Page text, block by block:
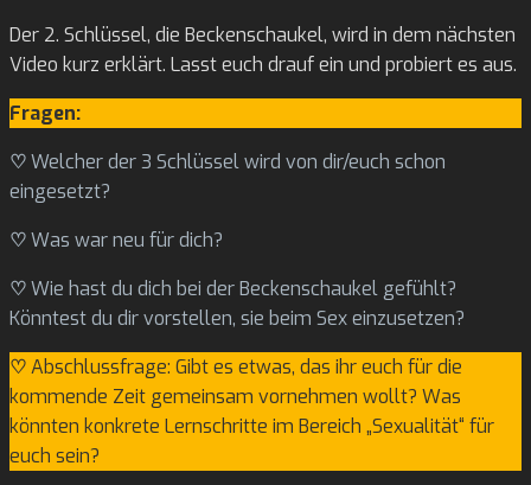
Der 2. Schlüssel, die Beckenschaukel, wird in dem nächsten
Video kurz erklärt. Lasst euch drauf ein und probiert es aus.
Fragen:
♡Welcher der 3 Schlüssel wird von dir/euch schon
eingesetzt?
♡Was war neu für dich?
♡Wie hast du dich bei der Beckenschaukel gefühlt?
Könntest du dir vorstellen, sie beim Sex einzusetzen?
♡Abschlussfrage: Gibt es etwas, das ihr euch für die
kommende Zeit gemeinsam vornehmen wollt? Was
könnten konkrete Lernschritte im Bereich „Sexualität“ für
euch sein?